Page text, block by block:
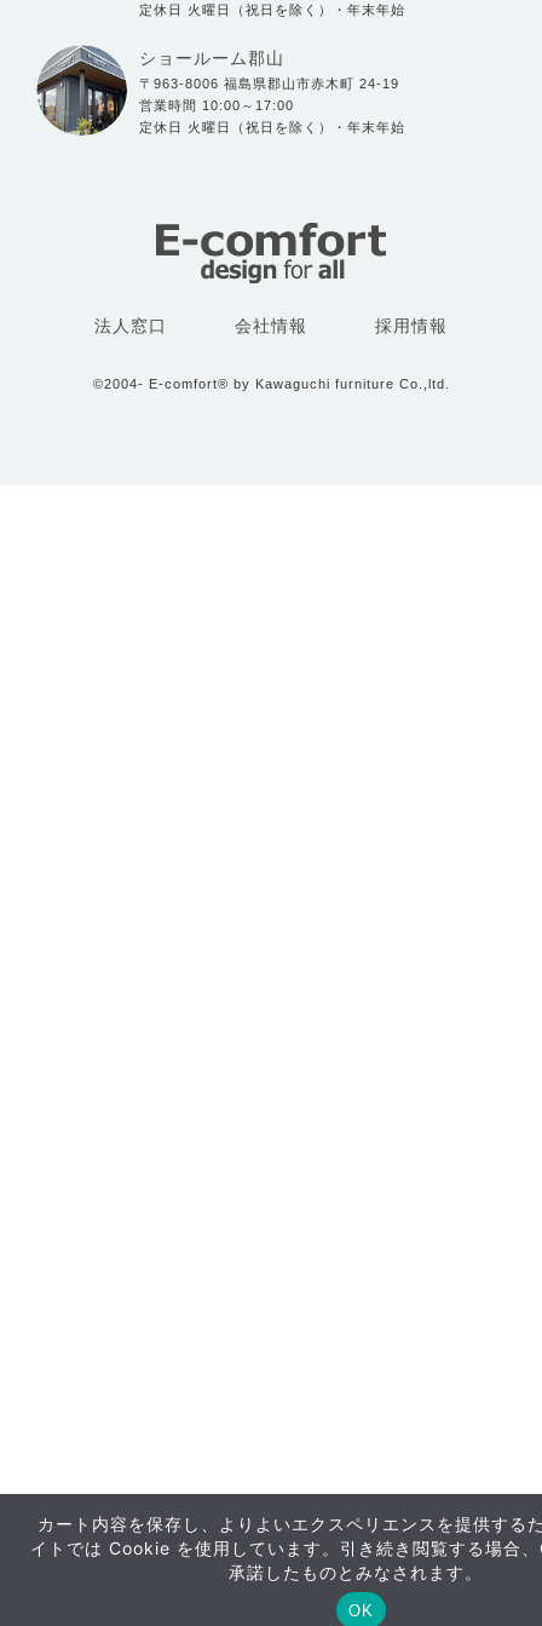
おす
定休日 火曜日（祝日を除く）・年末年始
ショールーム郡山
〒963-8006 福島県郡山市赤木町 24-19
営業時間 10:00～17:00
定休日 火曜日（祝日を除く）・年末年始
法人窓口 会社情報 採用情報
©2004- E-comfort® by Kawaguchi furniture Co.,ltd.
カート内容を保存し、よりよいエクスペリエンスを提供する
イトでは Cookie を使用しています。引き続き閲覧する場合
承諾したものとみなされます。
OK